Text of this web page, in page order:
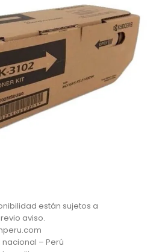
están sujetos a
aviso.
– Perú